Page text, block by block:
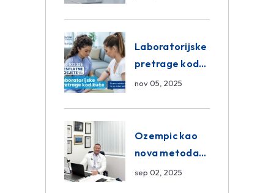
Centar
Poliklinika
Laboratorijske
pretrage kod
kuće – novo u
Poliklinici
nov 05, 2025
Ozempic kao
nova metoda
mršavljenja: da
sep 02, 2025